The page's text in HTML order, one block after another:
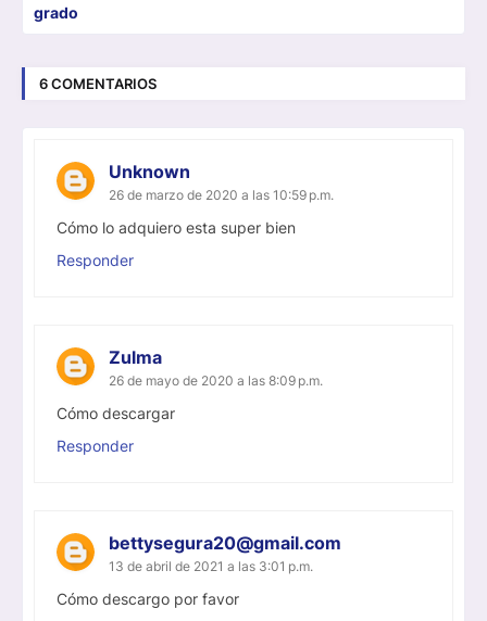
grado
6 COMENTARIOS
Unknown
26 de marzo de 2020 a las 10:59 p.m.
Cómo lo adquiero esta super bien
Responder
Zulma
26 de mayo de 2020 a las 8:09 p.m.
Cómo descargar
Responder
bettysegura20@gmail.com
13 de abril de 2021 a las 3:01 p.m.
Cómo descargo por favor